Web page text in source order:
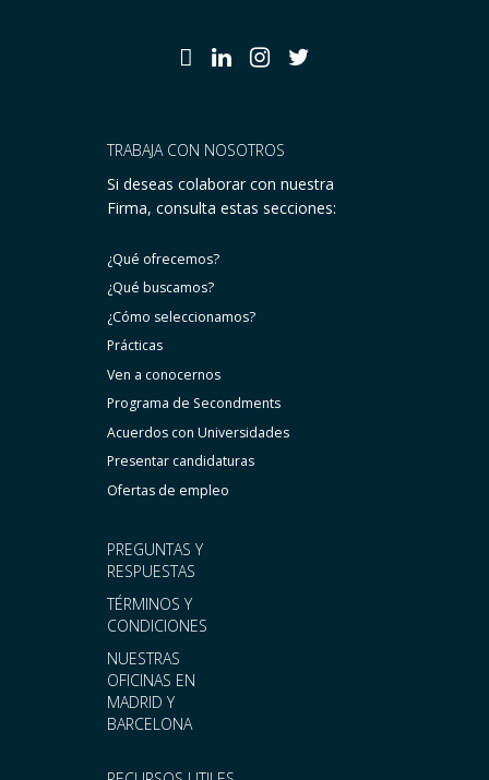
PREGUNTAS Y
RESPUESTAS
TÉRMINOS Y
CONDICIONES
NUESTRAS
OFICINAS EN
MADRID Y
BARCELONA
TRABAJA CON NOSOTROS
Si deseas colaborar con nuestra
Firma, consulta estas secciones:
¿Qué ofrecemos?
¿Qué buscamos?
¿Cómo seleccionamos?
Prácticas
Ven a conocernos
Programa de Secondments
Acuerdos con Universidades
Presentar candidaturas
Ofertas de empleo